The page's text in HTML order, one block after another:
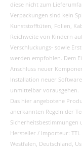
diese nicht zum
Verpackungen sind kein
Kunststofftüten, Folien,
Reichweite von Kindern
Verschluckungs- sowie
werden empfohlen. Dem
Anschluss neuer
Installation neuer
unmittelbar vorausgehen.
Das hier angebotene
anerkannten Regeln der
Sicherheitsbestimmungen
Hersteller / Importeur: TTL
Westfalen, Deutschland,